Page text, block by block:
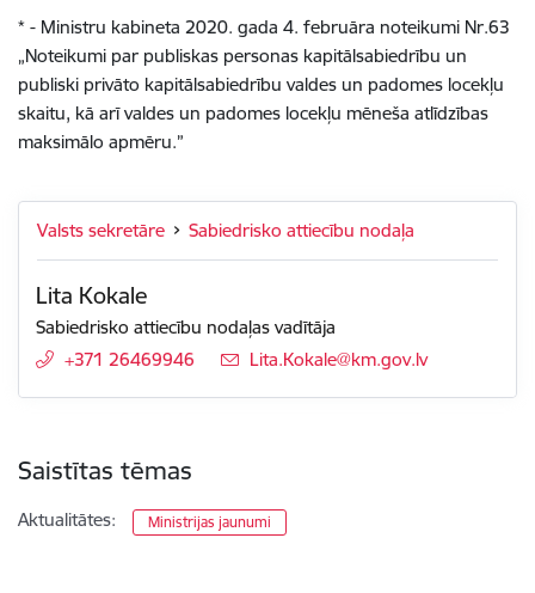
* - Ministru kabineta 2020. gada 4. februāra noteikumi Nr.63
„Noteikumi par publiskas personas kapitālsabiedrību un
publiski privāto kapitālsabiedrību valdes un padomes locekļu
skaitu, kā arī valdes un padomes locekļu mēneša atlīdzības
maksimālo apmēru.”
Valsts sekretāre Sabiedrisko attiecību nodaļa
Lita Kokale
Sabiedrisko attiecību nodaļas vadītāja
+371 26469946
E-pasts:
Lita.Kokale@km.gov.lv
Saistītas tēmas
Aktualitātes: Ministrijas jaunumi